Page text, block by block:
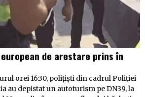
de arestare prins în
orei 16:30, polițiști din cadrul Poliției
au depistat un autoturism pe DN39, la